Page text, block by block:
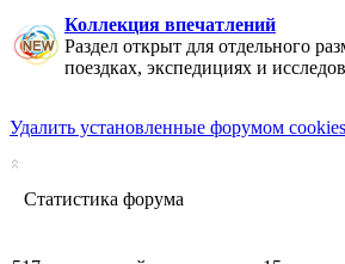
Коллекция впечатлений
Раздел открыт для отдельного
поездках, экспедициях и
Удалить установленные форумом cookies
Статистика форума